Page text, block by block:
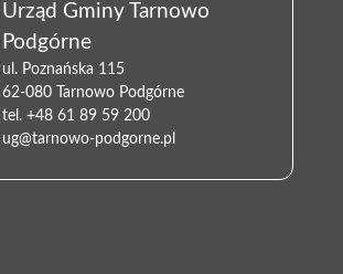
Urząd Gminy Tarnowo
Podgórne
ul. Poznańska 115
62-080 Tarnowo Podgórne
tel. +48 61 89 59 200
ug@tarnowo-podgorne.pl